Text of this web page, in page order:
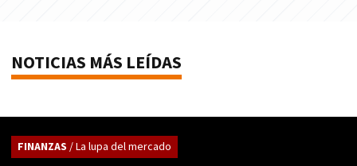
NOTICIAS MÁS LEÍDAS
FINANZAS / La lupa del mercado